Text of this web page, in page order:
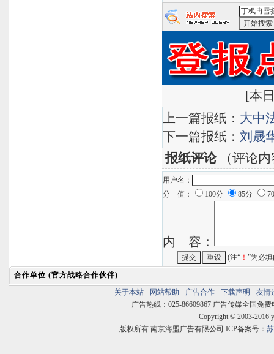
[本
上一篇报纸： 大中
下一篇报纸： 刘晟
报纸评论（评论内
用户名：
分 值：
100分 85分
内 容：
(注“ ！ ”为必
合作单位 (官方战略合作伙伴)
关于本站 - 网站帮助 - 广告合作 - 下载声明 - 友情
广告热线：025-86609867 广告传媒全国免费
Copyright © 2003-2016
版权所有 南京海盟广告有限公司 ICP备案号：